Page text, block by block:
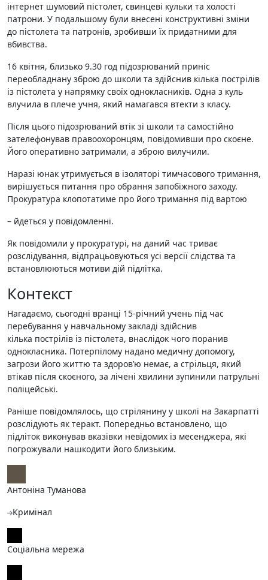
інтернет шумовий пістолет, свинцеві кульки та холості
патрони. У подальшому були внесені конструктивні зміни
до пістолета та патронів, зробивши їх придатними для
вбивства.
16 квітня, близько 9.30 год підозрюваний приніс
переобладнану зброю до школи та здійснив кілька пострілів
із пістолета у напрямку своїх однокласників. Одна з куль
влучила в плече учня, який намагався втекти з класу.
Після цього підозрюваний втік зі школи та самостійно
зателефонував правоохоронцям, повідомивши про скоєне.
Його оперативно затримали, а зброю вилучили.
Наразі юнак утримується в ізоляторі тимчасового тримання,
вирішується питання про обрання запобіжного заходу.
Прокуратура клопотатиме про його тримання під вартою
– йдеться у повідомленні.
Як повідомили у прокуратурі, на даний час триває
розслідування, відпрацьовуються усі версії слідства та
встановлюються мотиви дій підлітка.
Контекст
Нагадаємо, сьогодні вранці 15-річний учень під час
перебування у навчальному закладі здійснив
кілька пострілів із пістолета, внаслідок чого поранив
однокласника. Потерпілому надано медичну допомогу,
загрози його життю та здоров’ю немає, а стрільця, який
втікав після скоєного, за лічені хвилини зупинили патрульні
поліцейські.
Раніше повідомлялось, що стрілянину у школі на Закарпатті
розслідують як теракт. Попередньо встановлено, що
підліток виконував вказівки невідомих із месенджера, які
погрожували нашкодити його близьким.
Антоніна Туманова
Кримінал
Соціальна мережа